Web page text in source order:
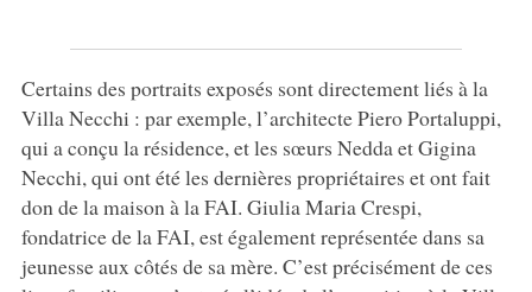
Certains des portraits exposés sont directement liés à la
Villa Necchi : par exemple, l’architecte Piero Portaluppi,
qui a conçu la résidence, et les sœurs Nedda et Gigina
Necchi, qui ont été les dernières propriétaires et ont fait
don de la maison à la FAI. Giulia Maria Crespi,
fondatrice de la FAI, est également représentée dans sa
jeunesse aux côtés de sa mère. C’est précisément de ces